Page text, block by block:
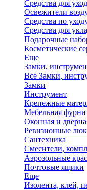
Средства для
Освежители
Средства по
Средства для
Подарочные
Косметические
Еще
Замки,
Все Замки,
Замки
Инструмент
Крепежные
Мебельная
Оконная и
Ревизионные
Сантехника
Смесители,
Аэрозольные
Почтовые ящики
Еще
Изолента, клей,